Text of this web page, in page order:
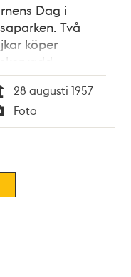
Dag i
Två
köper
28 augusti 1957
Foto